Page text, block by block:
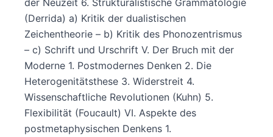
(Derrida) a) Kritik der dualistischen
Zeichentheorie – b) Kritik des Phonozentrismus
– c) Schrift und Urschrift V. Der Bruch mit der
Moderne 1. Postmodernes Denken 2. Die
Heterogenitätsthese 3. Widerstreit 4.
Wissenschaftliche Revolutionen (Kuhn) 5.
Flexibilität (Foucault) VI. Aspekte des
postmetaphysischen Denkens 1.